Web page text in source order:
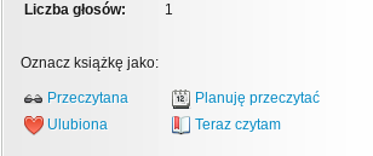
Liczba głosów:
1
Oznacz książkę jako:
Przeczytana
Planuję przeczytać
Ulubiona
Teraz czytam